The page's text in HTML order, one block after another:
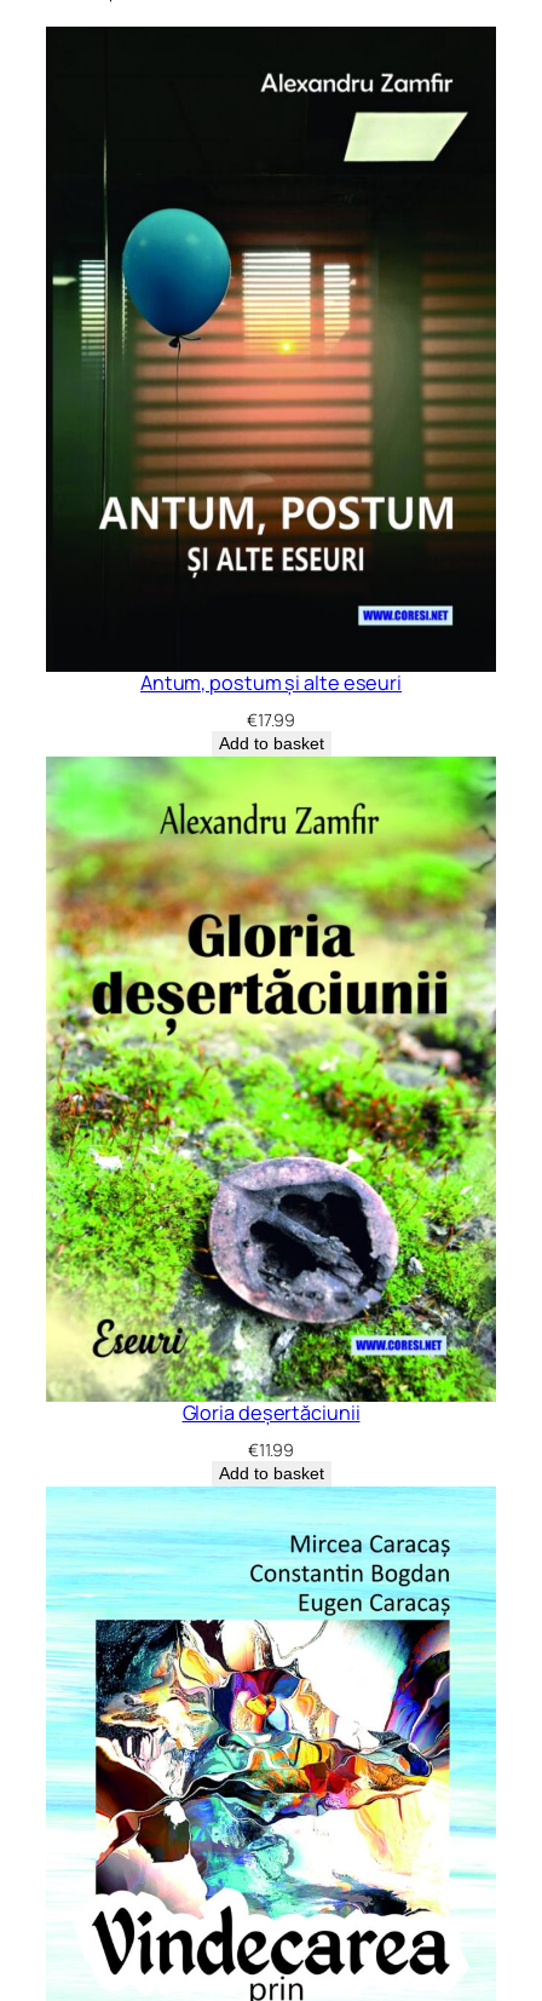
Antum, postum și alte eseuri
€17.99
Add to basket
Gloria deșertăciunii
€11.99
Add to basket